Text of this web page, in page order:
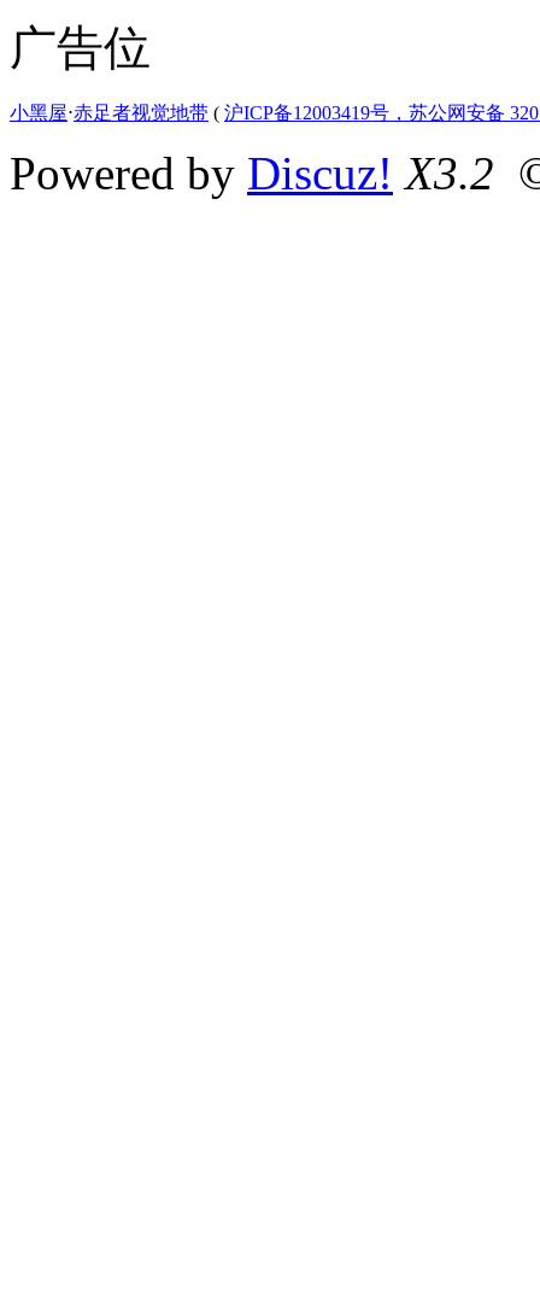
广告位
小黑屋⋅赤足者视觉地带 ( 沪ICP备12003419号，苏公网安备
Powered by Discuz! X3.2